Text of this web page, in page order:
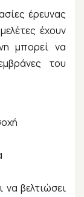
έρευνας
έχουν
μπορεί να
του
να βελτιώσει